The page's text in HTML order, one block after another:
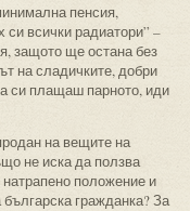
пенсия,
всички радиатори” –
защото ще остана без
на сладичките, добри
си плащаш парното, иди
на вещите на
не иска да ползва
положение и
гражданка? За